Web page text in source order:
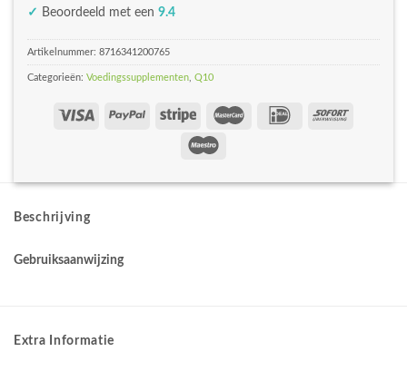
✓ Beoordeeld met een 9.4
Artikelnummer: 8716341200765
Categorieën: Voedingssupplementen Q10
Beschrijving
Gebruiksaanwijzing
Extra Informatie